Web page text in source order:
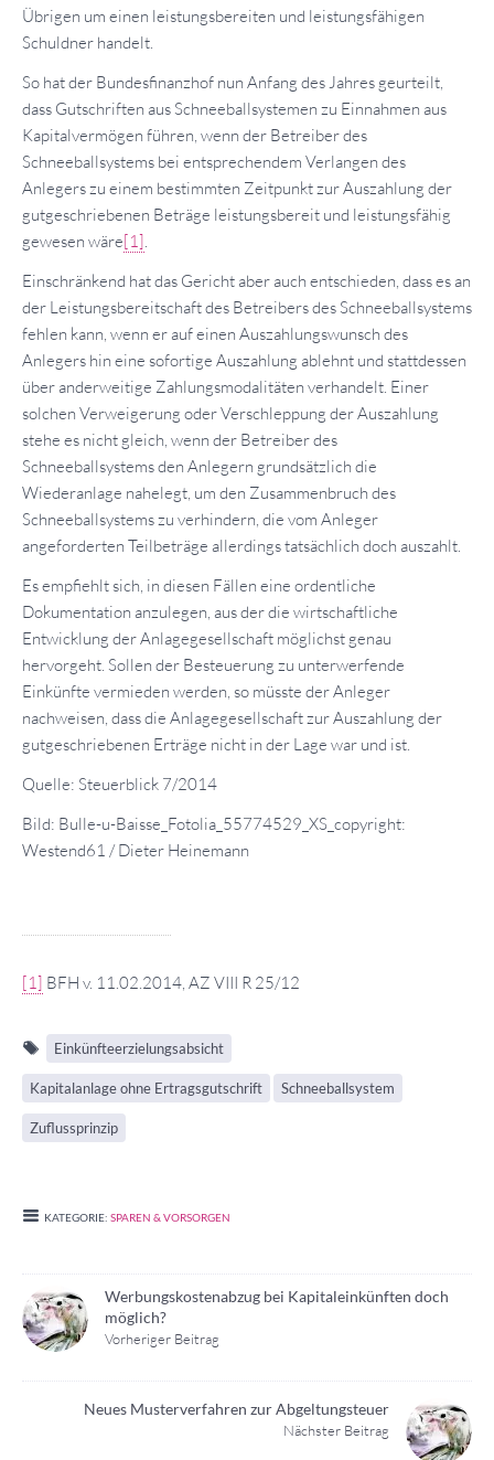
Übrigen um einen leistungsbereiten und leistungsfähigen
Schuldner handelt.
So hat der Bundesfinanzhof nun Anfang des Jahres geurteilt,
dass Gutschriften aus Schneeballsystemen zu Einnahmen aus
Kapitalvermögen führen, wenn der Betreiber des
Schneeballsystems bei entsprechendem Verlangen des
Anlegers zu einem bestimmten Zeitpunkt zur Auszahlung der
gutgeschriebenen Beträge leistungsbereit und leistungsfähig
gewesen wäre[1].
Einschränkend hat das Gericht aber auch entschieden, dass es an
der Leistungsbereitschaft des Betreibers des Schneeballsystems
fehlen kann, wenn er auf einen Auszahlungswunsch des
Anlegers hin eine sofortige Auszahlung ablehnt und stattdessen
über anderweitige Zahlungsmodalitäten verhandelt. Einer
solchen Verweigerung oder Verschleppung der Auszahlung
stehe es nicht gleich, wenn der Betreiber des
Schneeballsystems den Anlegern grundsätzlich die
Wiederanlage nahelegt, um den Zusammenbruch des
Schneeballsystems zu verhindern, die vom Anleger
angeforderten Teilbeträge allerdings tatsächlich doch auszahlt.
Es empfiehlt sich, in diesen Fällen eine ordentliche
Dokumentation anzulegen, aus der die wirtschaftliche
Entwicklung der Anlagegesellschaft möglichst genau
hervorgeht. Sollen der Besteuerung zu unterwerfende
Einkünfte vermieden werden, so müsste der Anleger
nachweisen, dass die Anlagegesellschaft zur Auszahlung der
gutgeschriebenen Erträge nicht in der Lage war und ist.
Quelle: Steuerblick 7/2014
Bild: Bulle-u-Baisse_Fotolia_55774529_XS_copyright:
Westend61 / Dieter Heinemann
[1] BFH v. 11.02.2014, AZ VIII R 25/12
Einkünfteerzielungsabsicht
Kapitalanlage ohne Ertragsgutschrift Schneeballsystem
Zuflussprinzip
KATEGORIE: SPAREN & VORSORGEN
Werbungskostenabzug bei Kapitaleinkünften doch
möglich?
Vorheriger Beitrag
Neues Musterverfahren zur Abgeltungsteuer
Nächster Beitrag